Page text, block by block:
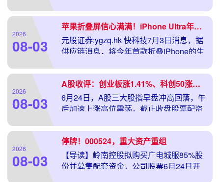
Pro Max两款机型会率先
2026
08-03
苹果折叠屏信心满满！iPhone Ultra年产目标上调至1000万台
元股证券:ygzq.hk 快科技7月3日消息，据
供应链消息，将今年首款折叠iPhone的生
台，显示其对折叠高端产品
2026
08-03
A股收评：创业板涨1.41%、科创50涨近4%，半导体、算力硬件股强势领涨，锂矿、创新药板块活跃
6月24日，A股三大股指早盘冲高回落，午
后加速上涨高位震荡，截止收盘股票配资
涨幅0.11%报4110.81点；深证成指上
2026
08-03
停牌！000524，重大资产重组
【导读】岭南控股拟购买广电城服85%股
份并募集配套资金，公司股票6月24日开